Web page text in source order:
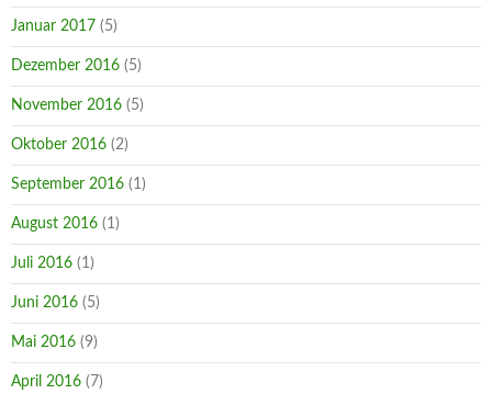
Januar 2017 (5)
Dezember 2016 (5)
November 2016 (5)
Oktober 2016 (2)
September 2016 (1)
August 2016 (1)
Juli 2016 (1)
Juni 2016 (5)
Mai 2016 (9)
April 2016 (7)